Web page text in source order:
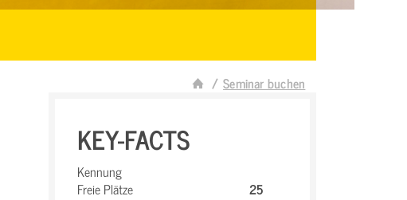
Seminar buchen
KEY-FACTS
Kennung
Freie Plätze
25